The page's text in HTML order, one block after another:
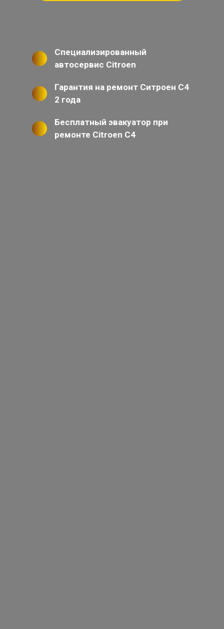
Специализированный
автосервис Citroen
Гарантия на ремонт Ситроен С4
2 года
Бесплатный эвакуатор при
ремонте Citroen C4